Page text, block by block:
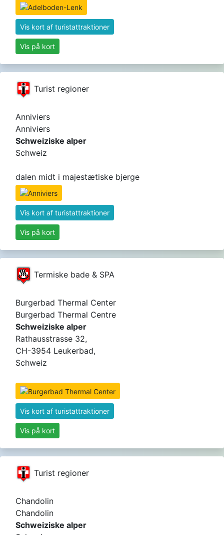
Vis kort af turistattraktioner
Vis på kort
Turist regioner
Anniviers
Anniviers
Schweiziske alper
Schweiz
dalen midt i majestætiske bjerge
Vis kort af turistattraktioner
Vis på kort
Termiske bade & SPA
Burgerbad Thermal Center
Burgerbad Thermal Centre
Schweiziske alper
Rathausstrasse 32,
CH-3954 Leukerbad,
Schweiz
Vis kort af turistattraktioner
Vis på kort
Turist regioner
Chandolin
Chandolin
Schweiziske alper